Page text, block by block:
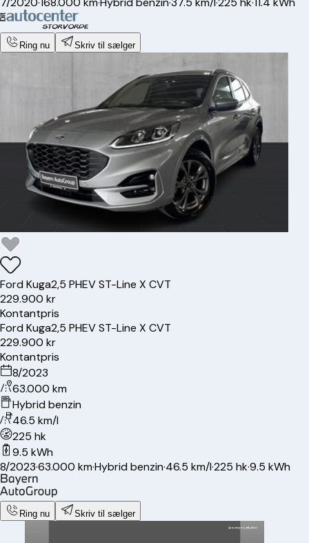
Ring nu Skriv til sælger
FordKuga2,5 PHEV ST-Line X CVT
229.900 kr
Kontantpris
FordKuga2,5 PHEV ST-Line X CVT
229.900 kr
Kontantpris
8/2023
63.000 km
Hybrid benzin
46.5 km/l
225 hk
9.5 kWh
8/2023·63.000 km·Hybrid benzin·46.5 km/l·225 hk·9.5 kWh
Ring nu Skriv til sælger